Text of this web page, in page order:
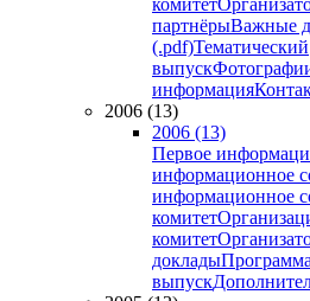
комитет
партнёрыВажные
(.pdf)Тематический
выпуск
информация
2006 (13)
2006 (13)
Первое
информационное
информационное
комитет
комитет
доклады
выпуск